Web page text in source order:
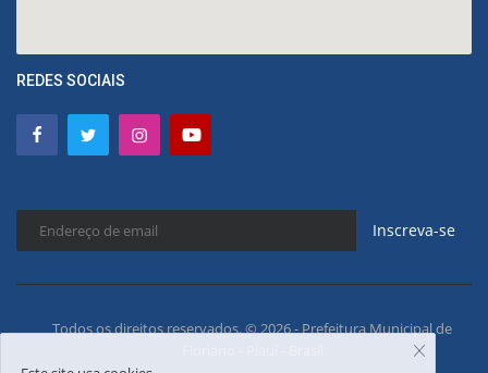
REDES SOCIAIS
Inscreva-se
Todos os direitos reservados. © 2026 - Prefeitura Municipal de